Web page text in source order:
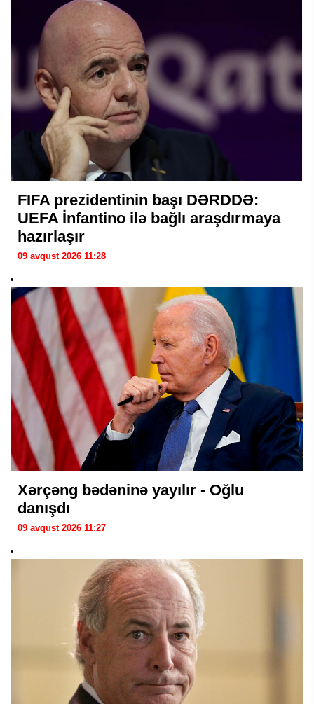
FIFA prezidentinin başı DƏRDDƏ:
UEFA İnfantino ilə bağlı araşdırmaya
hazırlaşır
09 avqust 2026 11:28
Xərçəng bədəninə yayılır - Oğlu
danışdı
09 avqust 2026 11:27